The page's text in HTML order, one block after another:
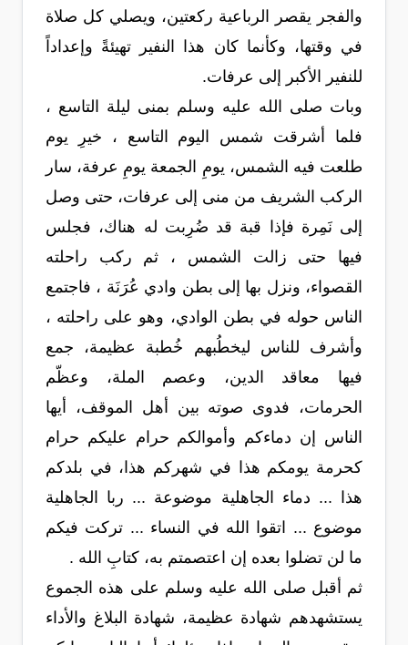
والفجر يقصر الرباعية ركعتين، ويصلي كل صلاة
في وقتها، وكأنما كان هذا النفير تهيئةً وإعداداً
للنفير الأكبر إلى عرفات.
وبات صلى الله عليه وسلم بمنى ليلة التاسع ،
فلما أشرقت شمس اليوم التاسع ، خيرِ يوم
طلعت فيه الشمس، يومِ الجمعة يومِ عرفة، سار
الركب الشريف من منى إلى عرفات، حتى وصل
إلى نَمِرة فإذا قبة قد ضُرِبت له هناك، فجلس
فيها حتى زالت الشمس ، ثم ركب راحلته
القصواء، ونزل بها إلى بطن وادي عُرَنَة ، فاجتمع
الناس حوله في بطن الوادي، وهو على راحلته ،
وأشرف للناس ليخطُبهم خُطبة عظيمة، جمع
فيها معاقد الدين، وعصم الملة، وعظّم
الحرمات، فدوى صوته بين أهل الموقف، أيها
الناس إن دماءكم وأموالكم حرام عليكم حرام
كحرمة يومكم هذا في شهركم هذا، في بلدكم
هذا ... دماء الجاهلية موضوعة ... ربا الجاهلية
موضوع ... اتقوا الله في النساء ... تركت فيكم
ما لن تضلوا بعده إن اعتصمتم به، كتابِ الله .
ثم أقبل صلى الله عليه وسلم على هذه الجموع
يستشهدهم شهادة عظيمة، شهادة البلاغ والأداء